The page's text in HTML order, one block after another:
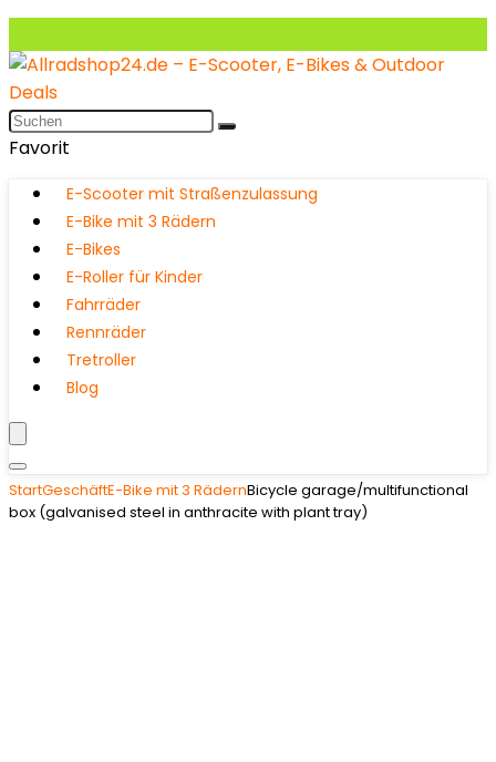
Favorit
E-Scooter mit Straßenzulassung
E-Bike mit 3 Rädern
E-Bikes
E-Roller für Kinder
Fahrräder
Rennräder
Tretroller
Blog
StartGeschäftE-Bike mit 3 RädernBicycle garage/multifunctional
box (galvanised steel in anthracite with plant tray)